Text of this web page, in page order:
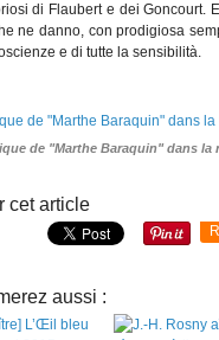
di Flaubert e dei Goncourt.
ne danno, con prodigiosa
e di tutte la sensibilità.
de "Marthe Baraquin" dans la
cet article
aussi :